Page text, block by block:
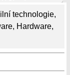
technologie,
, Hardware,